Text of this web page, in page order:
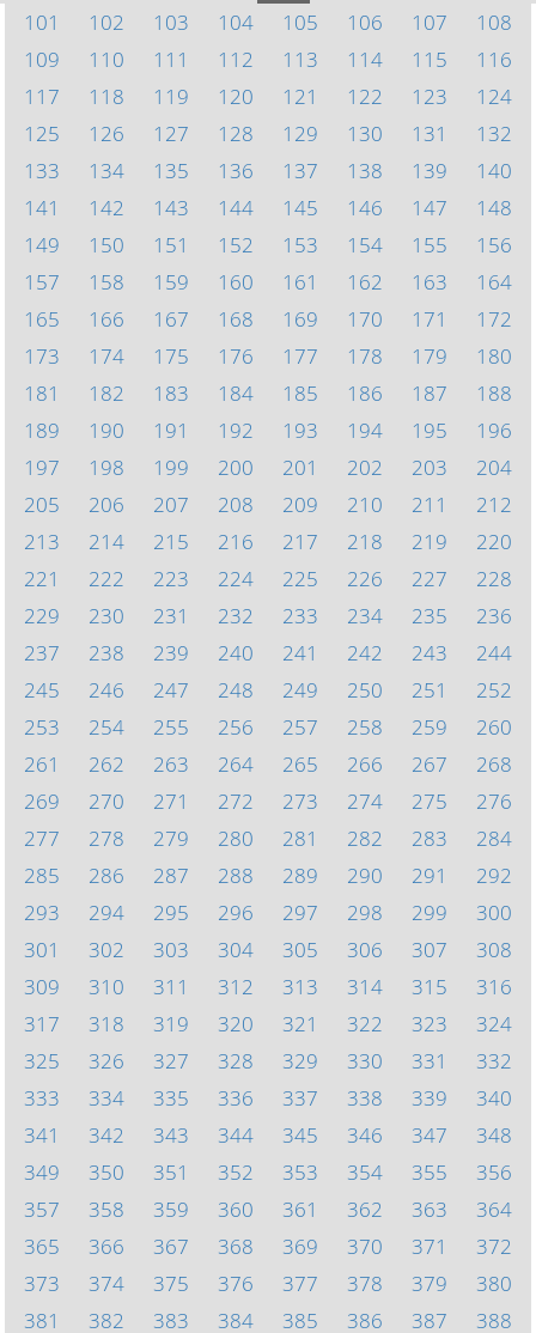
101
102 103 104 105 106 107
108
109
110 111 112 113 114 115
116
117
118 119 120 121 122 123
124
125
126 127 128 129 130 131
132
133
134 135 136 137 138 139
140
141
142 143 144 145 146 147
148
149
150 151 152 153 154 155
156
157
158 159 160 161 162 163
164
165
166 167 168 169 170 171
172
173
174 175 176 177 178 179
180
181
182 183 184 185 186 187
188
189
190 191 192 193 194 195
196
197
198 199 200 201 202 203
204
205
206 207 208 209 210 211
212
213
214 215 216 217 218 219
220
221
222 223 224 225 226 227
228
229
230 231 232 233 234 235
236
237
238 239 240 241 242 243
244
245
246 247 248 249 250 251
252
253
254 255 256 257 258 259
260
261
262 263 264 265 266 267
268
269
270 271 272 273 274 275
276
277
278 279 280 281 282 283
284
285
286 287 288 289 290 291
292
293
294 295 296 297 298 299
300
301
302 303 304 305 306 307
308
309
310 311 312 313 314 315
316
317
318 319 320 321 322 323
324
325
326 327 328 329 330 331
332
333
334 335 336 337 338 339
340
341
342 343 344 345 346 347
348
349
350 351 352 353 354 355
356
357
358 359 360 361 362 363
364
365
366 367 368 369 370 371
372
373
374 375 376 377 378 379
380
381
382 383 384 385 386 387 388